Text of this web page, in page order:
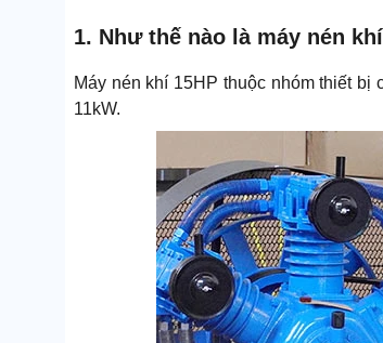
1. Như thế nào là máy nén
Máy nén khí 15HP thuộc nhóm thiết
11kW.